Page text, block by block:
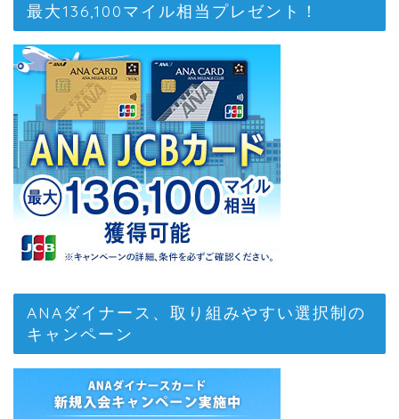
最大136,100マイル相当プレゼント！
ANAダイナース、取り組みやすい選択制の
キャンペーン